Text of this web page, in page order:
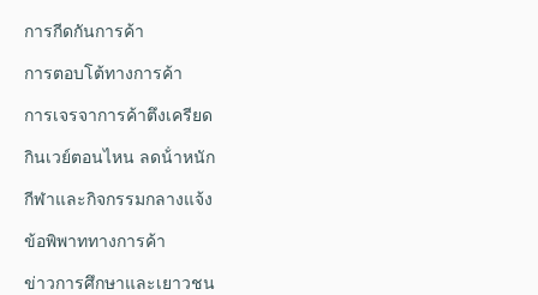
การกีดกันการค้า
การตอบโต้ทางการค้า
การเจรจาการค้าตึงเครียด
กินเวย์ตอนไหน ลดน้ําหนัก
กีฬาและกิจกรรมกลางแจ้ง
ข้อพิพาททางการค้า
ข่าวการศึกษาและเยาวชน